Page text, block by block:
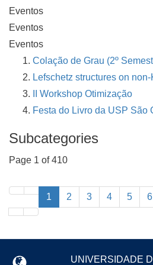
Eventos
Eventos
Eventos
Colação de Grau (2º
Lefschetz structures on
II Workshop Otimização
Festa do Livro da USP São
Subcategories
Page 1 of 410
1 2 3 4 5 6
UNIVERSIDADE